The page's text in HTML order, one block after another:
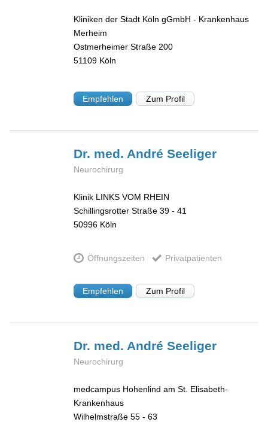
Kliniken der Stadt Köln gGmbH - Krankenhaus
Merheim
Ostmerheimer Straße 200
51109 Köln
Empfehlen Zum Profil
Dr. med. AndréSeeliger
Neurochirurg
Klinik LINKS VOM RHEIN
Schillingsrotter Straße 39 - 41
50996 Köln
Öffnungszeiten Privatpatienten
Empfehlen Zum Profil
Dr. med. AndréSeeliger
Neurochirurg
medcampus Hohenlind am St. Elisabeth-
Krankenhaus
Wilhelmstraße 55 - 63